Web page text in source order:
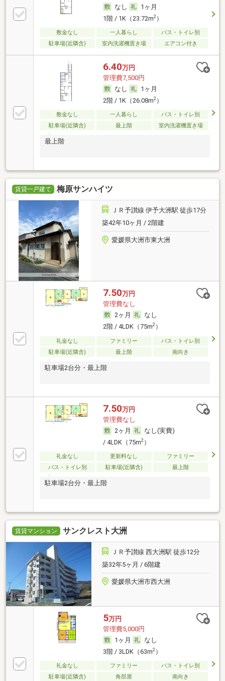
なし
1ヶ月
1階 / 1K（23.72m2）
敷金なし 一人暮らし
バス・トイレ別
駐車場(近隣含)
室内洗濯機置き場 エアコン付き
6.40万円
管理費7,500円
なし
1ヶ月
2階 / 1K（26.08m2）
敷金なし 一人暮らし
バス・トイレ別
駐車場(近隣含)
最上階 室内洗濯機置き場
最上階
賃貸一戸建て 梅原サンハイツ
ＪＲ予讃線 伊予大洲駅 徒歩17分
築42年10ヶ月 / 2階建
愛媛県大洲市東大洲
7.50万円
管理費なし
2ヶ月
なし
2階 / 4LDK（75m2）
礼金なし ファミリー
バス・トイレ別
駐車場(近隣含)
最上階 南向き
駐車場2台分・最上階
7.50万円
管理費なし
2ヶ月
なし(実費)
/ 4LDK（75m2）
礼金なし 更新料なし
ファミリー
バス・トイレ別
駐車場(近隣含) 最上階
駐車場2台分・最上階
賃貸マンション サンクレスト大洲
ＪＲ予讃線 西大洲駅 徒歩12分
築32年5ヶ月 / 6階建
愛媛県大洲市西大洲
5万円
管理費5,000円
1ヶ月
なし
3階 / 3LDK（63m2）
礼金なし ファミリー
バス・トイレ別
駐車場(近隣含)
角部屋 南向き